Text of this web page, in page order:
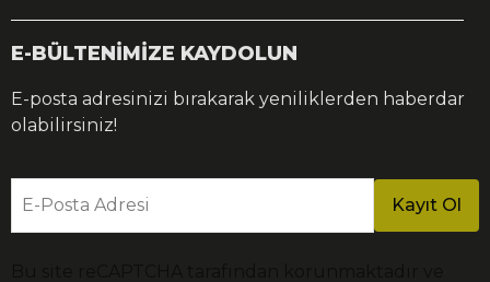
E-BÜLTENİMİZE KAYDOLUN
E-posta adresinizi bırakarak yeniliklerden haberdar
olabilirsiniz!
E-Posta Adresi Kayıt Ol